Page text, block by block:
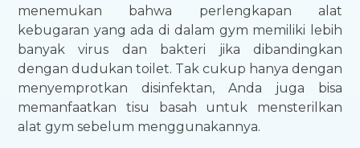
menemukan bahwa perlengkapan alat
kebugaran yang ada di dalam gym memiliki lebih
banyak virus dan bakteri jika dibandingkan
dengan dudukan toilet. Tak cukup hanya dengan
menyemprotkan disinfektan, Anda juga bisa
memanfaatkan tisu basah untuk mensterilkan
alat gym sebelum menggunakannya.